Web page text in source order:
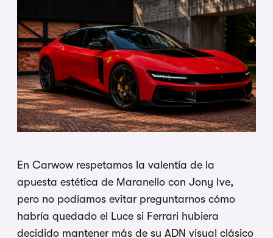
En Carwow respetamos la valentía de la
apuesta estética de Maranello con Jony Ive,
pero no podíamos evitar preguntarnos cómo
habría quedado el Luce si Ferrari hubiera
decidido mantener más de su ADN visual clásico